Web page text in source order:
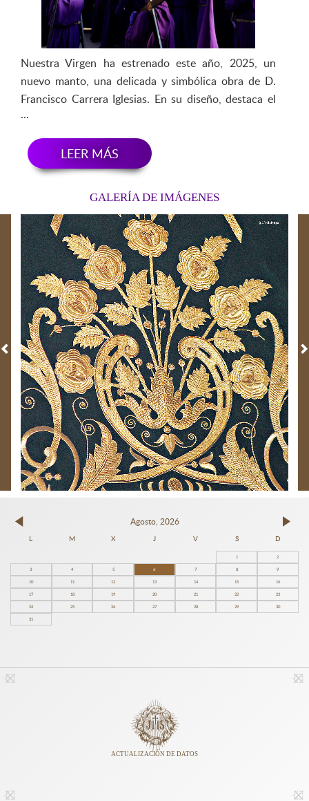
Nuestra Virgen ha estrenado este año, 2025, un
nuevo manto, una delicada y simbólica obra de D.
Francisco Carrera Iglesias. En su diseño, destaca el
símbolo del Primer Dolor de la Virgen bordado sobre
la M de María, una representación cargada de
significado y devoción. Este manto seá el que
Nuestra Madre luzca cada año en su salida
procesional de Semana Santa, siendo reflejo del
LEER MÁS
GALERÍA DE IMÁGENES
Agosto, 2026
L M X J V S D
1
2
3
4 5 6 7 8
9
10
11 12 13 14 15
16
17
18 19 20 21 22
23
24
25 26 27 28 29
30
31
ACTUALIZACIÓN DE DATOS